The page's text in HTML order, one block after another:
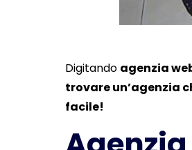
Digitando agenzia
trovare un’agenzia
facile!